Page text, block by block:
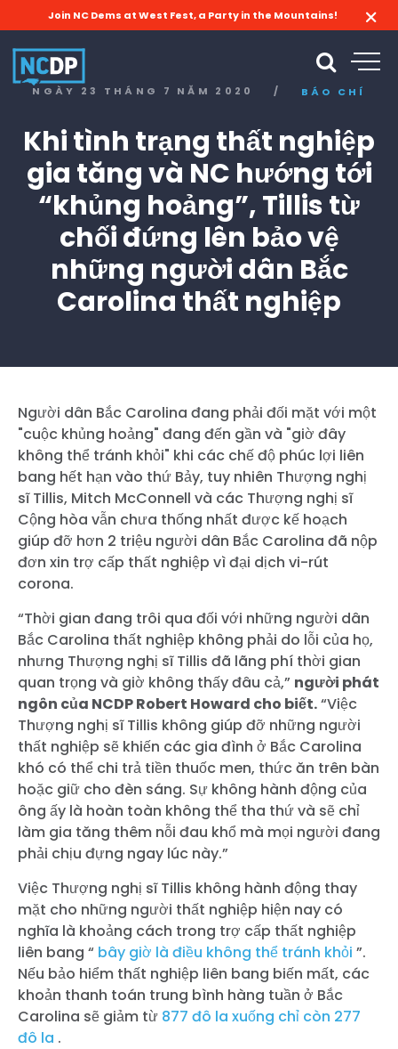
Join NC Dems at West Fest, a Party in the Mountains!
NGÀY 23 THÁNG 7 NĂM 2020 / BÁO CHÍ
Khi tình trạng thất nghiệp
gia tăng và NC hướng tới
“khủng hoảng”, Tillis từ
chối đứng lên bảo vệ
những người dân Bắc
Carolina thất nghiệp
Người dân Bắc Carolina đang phải đối mặt với một
"cuộc khủng hoảng" đang đến gần và "giờ đây
không thể tránh khỏi" khi các chế độ phúc lợi liên
bang hết hạn vào thứ Bảy, tuy nhiên Thượng nghị
sĩ Tillis, Mitch McConnell và các Thượng nghị sĩ
Cộng hòa vẫn chưa thống nhất được kế hoạch
giúp đỡ hơn 2 triệu người dân Bắc Carolina đã nộp
đơn xin trợ cấp thất nghiệp vì đại dịch vi-rút
corona.
“Thời gian đang trôi qua đối với những người dân
Bắc Carolina thất nghiệp không phải do lỗi của họ,
nhưng Thượng nghị sĩ Tillis đã lãng phí thời gian
quan trọng và giờ không thấy đâu cả,” người phát
ngôn của NCDP Robert Howard cho biết.“Việc
Thượng nghị sĩ Tillis không giúp đỡ những người
thất nghiệp sẽ khiến các gia đình ở Bắc Carolina
khó có thể chi trả tiền thuốc men, thức ăn trên bàn
hoặc giữ cho đèn sáng. Sự không hành động của
ông ấy là hoàn toàn không thể tha thứ và sẽ chỉ
làm gia tăng thêm nỗi đau khổ mà mọi người đang
phải chịu đựng ngay lúc này.”
Việc Thượng nghị sĩ Tillis không hành động thay
mặt cho những người thất nghiệp hiện nay có
nghĩa là khoảng cách trong trợ cấp thất nghiệp
liên bang “ bây giờ là điều không thể tránh khỏi ”.
Nếu bảo hiểm thất nghiệp liên bang biến mất, các
khoản thanh toán trung bình hàng tuần ở Bắc
Carolina sẽ giảm từ 877 đô la xuống chỉ còn 277
đô la .